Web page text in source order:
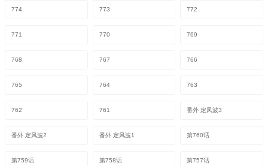
774 773 772
771 770 769
768 767 766
765 764 763
762 761 番外 定风波3
番外 定风波2 番外 定风波1 第760话
第759话 第758话 第757话